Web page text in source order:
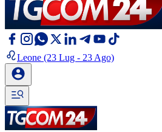
Leone (23 Lug - 23 Ago)